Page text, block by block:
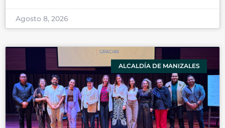
Agosto 8, 2026
ALCALDÍA DE MANIZALES